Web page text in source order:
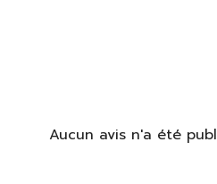
Aucun avis n'a été